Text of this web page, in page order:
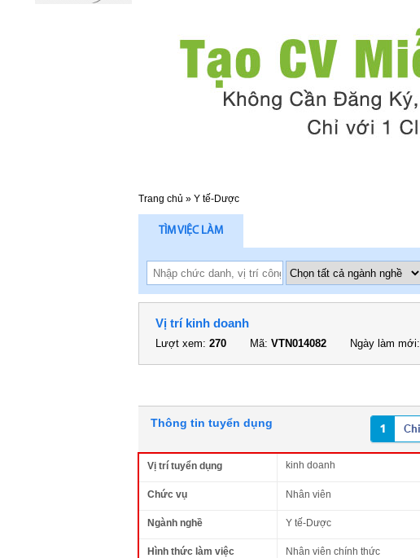
Trang chủ » Y tế-Dược
TÌM VIỆC LÀM
Vị trí kinh doanh
Lượt xem: 270 Mã: VTN014082 Ngày làm mới:
Thông tin tuyển dụng
Vị trí tuyển dụng kinh doanh
Chức vụ Nhân viên
Ngành nghề Y tế-Dược
Hình thức làm việc Nhân viên chính thức